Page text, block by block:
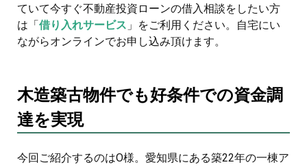
ていて今すぐ不動産投資ローンの借入相談をしたい方
は「 借り入れサービス 」をご利用ください。自宅にい
ながらオンラインでお申し込み頂けます。
木造築古物件でも好条件での資金調
達を実現
今回ご紹介するのはO様。愛知県にある築22年の一棟ア